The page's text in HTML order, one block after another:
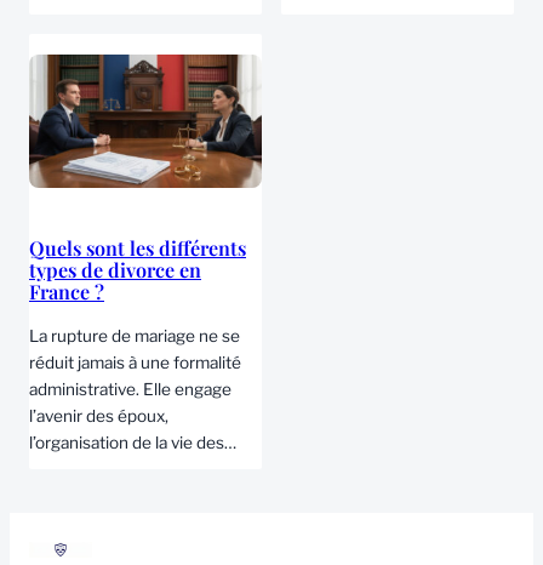
Quels sont les différents
types de divorce en
France ?
La rupture de mariage ne se
réduit jamais à une formalité
administrative. Elle engage
l’avenir des époux,
l’organisation de la vie des…